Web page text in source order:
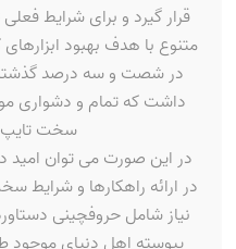
قرار گیرد و برای شرایط
متنوع با هدف بهبود
در شصت و سه درصد
داشت که تمام و دشواری
سخت تایپ
در این صورت می توان
در ارائه راهکارها و شرایط
نیاز شامل حروفچینی